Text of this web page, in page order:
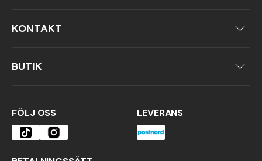
Köpvillkor
KONTAKT
info@beautybox.nu
BUTIK
(Mobilia Köpcentrum)
FÖLJ OSS LEVERANS